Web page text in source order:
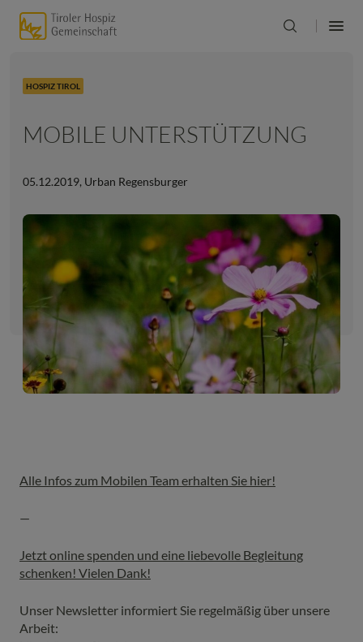
HOSPIZ TIROL
MOBILE UNTERSTÜTZUNG
05.12.2019, Urban Regensburger
Alle Infos zum Mobilen Team erhalten Sie hier!
—
Jetzt online spenden und eine liebevolle Begleitung
schenken! Vielen Dank!
Unser Newsletter informiert Sie regelmäßig über unsere
Arbeit: